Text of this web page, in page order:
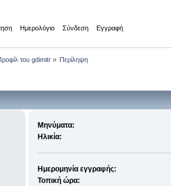
Ημερολόγιο Σύνδεση Εγγραφή
του gdimitr» Περίληψη
Μηνύματα:
Ηλικία:
Ημερομηνία εγγραφής:
Τοπική ώρα: